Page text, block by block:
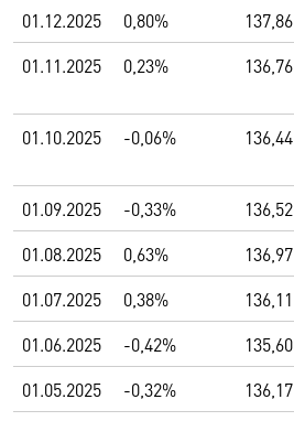
01.12.2025 0,80% 137,86
01.11.2025
0,23% 136,76
01.10.2025 -0,06% 136,44
01.09.2025 -0,33% 136,52
01.08.2025
0,63% 136,97
01.07.2025
0,38% 136,11
01.06.2025
-0,42% 135,60
01.05.2025
-0,32% 136,17